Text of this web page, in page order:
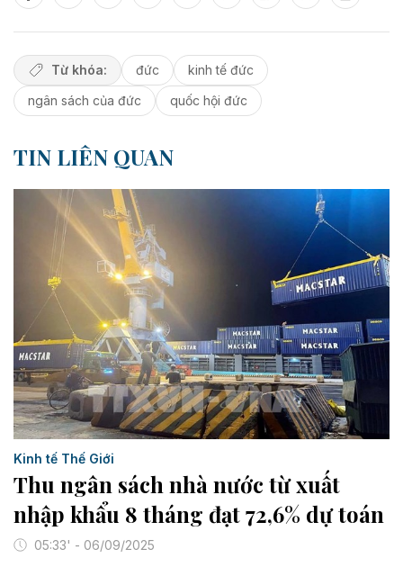
Từ khóa: đức
kinh tế đức
ngân sách của đức
quốc hội đức
TIN LIÊN QUAN
Kinh tế Thế Giới
Thu ngân sách nhà nước từ xuất
nhập khẩu 8 tháng đạt 72,6% dự toán
05:33' - 06/09/2025